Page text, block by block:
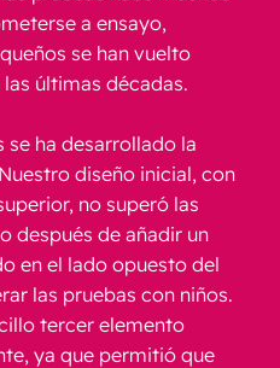
a ensayo,
se han vuelto
últimas décadas.
se ha desarrollado la
diseño inicial, con
no superó las
después de añadir un
en el lado opuesto del
las pruebas con niños.
tercer elemento
ya que permitió que